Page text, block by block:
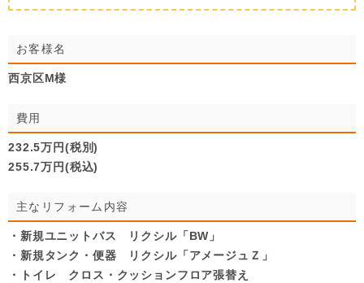
お客様名
西京区M様
費用
232.5万円(税別)
255.7万円(税込)
主なリフォーム内容
・新規ユニットバス リクシル「BW」
・新規タンク・便器 リクシル「アメージュＺ」
・トイレ クロス・クッションフロア張替え